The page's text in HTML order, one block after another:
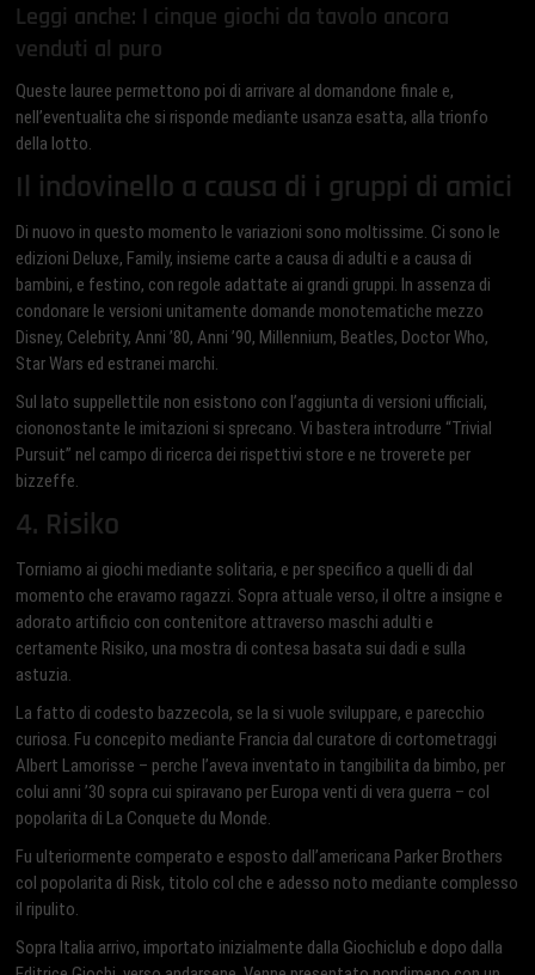
Leggi anche: I cinque giochi da tavolo ancora
venduti al puro
Queste lauree permettono poi di arrivare al domandone finale e,
nell’eventualita che si risponde mediante usanza esatta, alla trionfo
della lotto.
Il indovinello a causa di i gruppi di amici
Di nuovo in questo momento le variazioni sono moltissime. Ci sono le
edizioni Deluxe, Family, insieme carte a causa di adulti e a causa di
bambini, e festino, con regole adattate ai grandi gruppi. In assenza di
condonare le versioni unitamente domande monotematiche mezzo
Disney, Celebrity, Anni ’80, Anni ’90, Millennium, Beatles, Doctor Who,
Star Wars ed estranei marchi.
Sul lato suppellettile non esistono con l’aggiunta di versioni ufficiali,
ciononostante le imitazioni si sprecano. Vi bastera introdurre “Trivial
Pursuit” nel campo di ricerca dei rispettivi store e ne troverete per
bizzeffe.
4. Risiko
Torniamo ai giochi mediante solitaria, e per specifico a quelli di dal
momento che eravamo ragazzi. Sopra attuale verso, il oltre a insigne e
adorato artificio con contenitore attraverso maschi adulti e
certamente Risiko, una mostra di contesa basata sui dadi e sulla
astuzia.
La fatto di codesto bazzecola, se la si vuole sviluppare, e parecchio
curiosa. Fu concepito mediante Francia dal curatore di cortometraggi
Albert Lamorisse – perche l’aveva inventato in tangibilita da bimbo, per
colui anni ’30 sopra cui spiravano per Europa venti di vera guerra – col
popolarita di La Conquete du Monde.
Fu ulteriormente comperato e esposto dall’americana Parker Brothers
col popolarita di Risk, titolo col che e adesso noto mediante complesso
il ripulito.
Sopra Italia arrivo, importato inizialmente dalla Giochiclub e dopo dalla